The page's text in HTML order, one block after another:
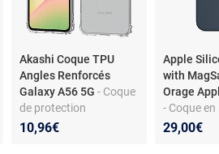
Akashi Coque TPU
Angles Renforcés
Galaxy A56 5G- Coque
de protection
transparente avec
10,96€
Apple
with
Orage
- Coque
MagSafe
29,00€